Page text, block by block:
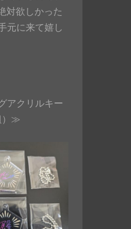
対欲しかった
元に来て嬉し
アクリルキー
）≫